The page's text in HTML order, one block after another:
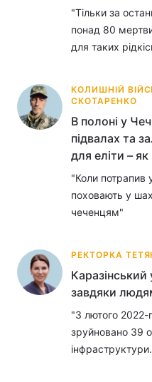
Спорт
Техно і зв'язок
"Тільки за
понад 80
для таких
КОЛИШНІЙ
СКОТАРЕНКО
В полоні у
підвалах та
для еліти – як
"Коли потрапив
поховають у
чеченцям"
РЕКТОРКА
Каразінський
завдяки людям
"З лютого
зруйновано 39